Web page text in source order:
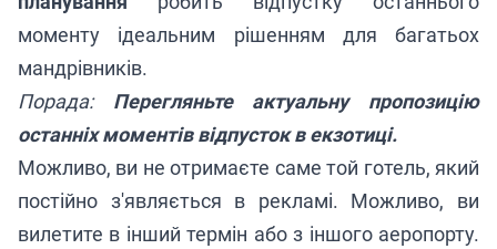
моменту ідеальним рішенням для багатьох
мандрівників.
Порада: Перегляньте актуальну пропозицію
останніх моментів відпусток в екзотиці.
Можливо, ви не отримаєте саме той готель, який
постійно з'являється в рекламі. Можливо, ви
вилетите в інший термін або з іншого аеропорту.